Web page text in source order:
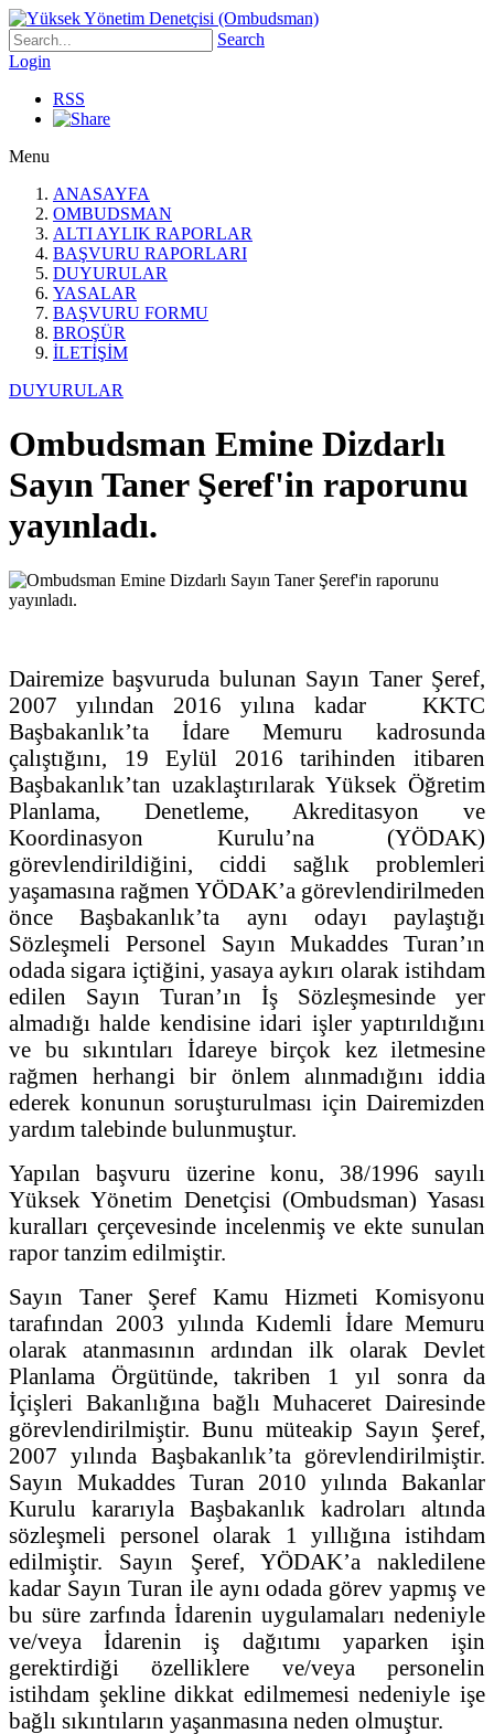
Search
Login
RSS
Menu
ANASAYFA
OMBUDSMAN
ALTI AYLIK RAPORLAR
BAŞVURU RAPORLARI
DUYURULAR
YASALAR
BAŞVURU FORMU
BROŞÜR
İLETİŞİM
DUYURULAR
Ombudsman Emine Dizdarlı
Sayın Taner Şeref'in raporunu
yayınladı.
Dairemize başvuruda bulunan Sayın Taner Şeref,
2007 yılından 2016 yılına kadar KKTC
Başbakanlık’ta İdare Memuru kadrosunda
çalıştığını, 19 Eylül 2016 tarihinden itibaren
Başbakanlık’tan uzaklaştırılarak Yüksek Öğretim
Planlama, Denetleme, Akreditasyon ve
Koordinasyon Kurulu’na (YÖDAK)
görevlendirildiğini, ciddi sağlık problemleri
yaşamasına rağmen YÖDAK’a görevlendirilmeden
önce Başbakanlık’ta aynı odayı paylaştığı
Sözleşmeli Personel Sayın Mukaddes Turan’ın
odada sigara içtiğini, yasaya aykırı olarak istihdam
edilen Sayın Turan’ın İş Sözleşmesinde yer
almadığı halde kendisine idari işler yaptırıldığını
ve bu sıkıntıları İdareye birçok kez iletmesine
rağmen herhangi bir önlem alınmadığını iddia
ederek konunun soruşturulması için Dairemizden
yardım talebinde bulunmuştur.
Yapılan başvuru üzerine konu, 38/1996 sayılı
Yüksek Yönetim Denetçisi (Ombudsman) Yasası
kuralları çerçevesinde incelenmiş ve ekte sunulan
rapor tanzim edilmiştir.
Sayın Taner Şeref Kamu Hizmeti Komisyonu
tarafından 2003 yılında Kıdemli İdare Memuru
olarak atanmasının ardından ilk olarak Devlet
Planlama Örgütünde, takriben 1 yıl sonra da
İçişleri Bakanlığına bağlı Muhaceret Dairesinde
görevlendirilmiştir. Bunu müteakip Sayın Şeref,
2007 yılında Başbakanlık’ta görevlendirilmiştir.
Sayın Mukaddes Turan 2010 yılında Bakanlar
Kurulu kararıyla Başbakanlık kadroları altında
sözleşmeli personel olarak 1 yıllığına istihdam
edilmiştir. Sayın Şeref, YÖDAK’a nakledilene
kadar Sayın Turan ile aynı odada görev yapmış ve
bu süre zarfında İdarenin uygulamaları nedeniyle
ve/veya İdarenin iş dağıtımı yaparken işin
gerektirdiği özelliklere ve/veya personelin
istihdam şekline dikkat edilmemesi nedeniyle işe
bağlı sıkıntıların yaşanmasına neden olmuştur.